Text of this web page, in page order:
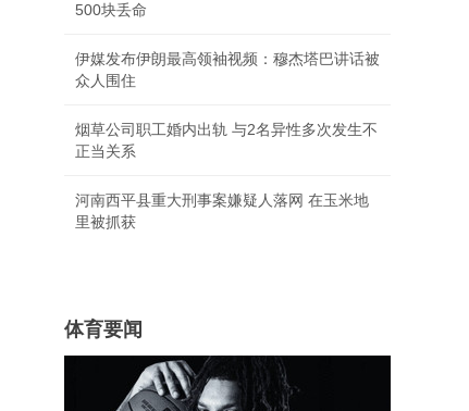
500块丢命
伊媒发布伊朗最高领袖视频：穆杰塔巴讲话被
众人围住
烟草公司职工婚内出轨 与2名异性多次发生不
正当关系
河南西平县重大刑事案嫌疑人落网 在玉米地
里被抓获
体育要闻